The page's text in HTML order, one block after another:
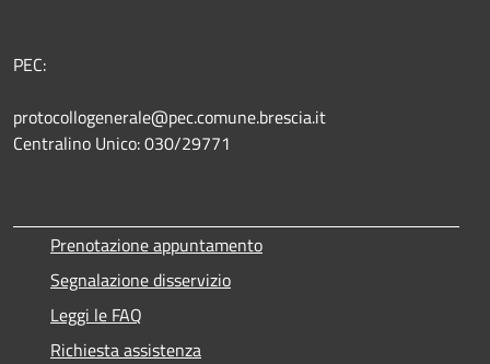
PEC:
protocollogenerale@pec.comune.brescia.it
Centralino Unico: 030/29771
Prenotazione appuntamento
Segnalazione disservizio
Leggi le FAQ
Richiesta assistenza